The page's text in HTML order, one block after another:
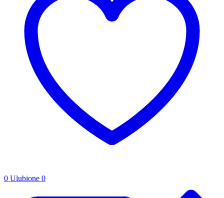
0 Ulubione 0